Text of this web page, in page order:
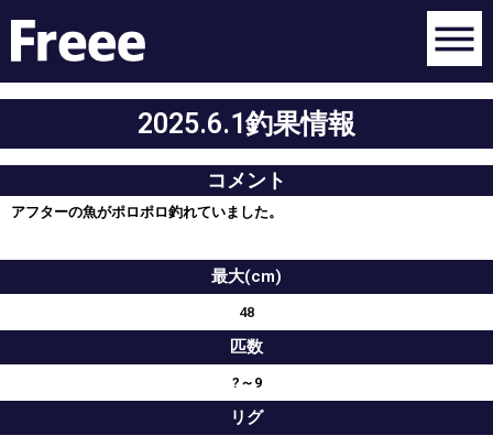
2025.6.1釣果情報
コメント
アフターの魚がポロポロ釣れていました。
最大(cm)
48
匹数
?～9
リグ